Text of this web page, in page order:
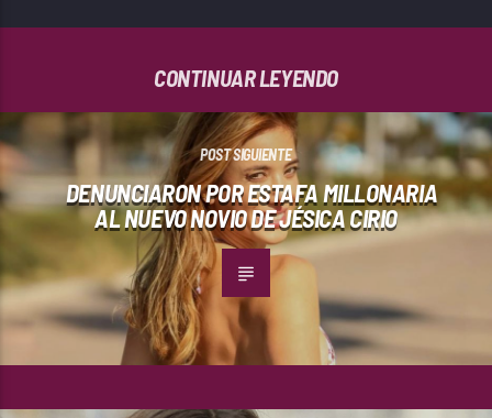
CONTINUAR LEYENDO
POST SIGUIENTE
DENUNCIARON POR ESTAFA MILLONARIA
AL NUEVO NOVIO DE JÉSICA CIRIO